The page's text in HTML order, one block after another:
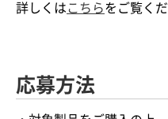
詳しくはこちらをご覧くだ
応募方法